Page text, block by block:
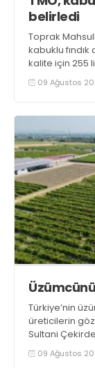
belirledi
Toprak
kabuklu fındık
kalite için 255
duyurdu
09 Ağustos
Türkiye’nin
üreticilerin
Sultani
açıklayacağı
09 Ağustos